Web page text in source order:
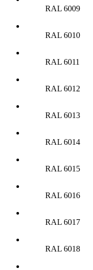
RAL 6009
RAL 6010
RAL 6011
RAL 6012
RAL 6013
RAL 6014
RAL 6015
RAL 6016
RAL 6017
RAL 6018